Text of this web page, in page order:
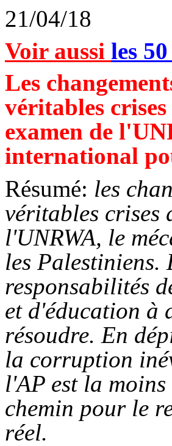
21/04/18
Voir aussi les
Les
véritables
examen de
international
Résumé: les
véritables crises
l'UNRWA, le
les Palestiniens.
responsabilités
et d'éducation à
résoudre. En
la corruption
l'AP est la
chemin pour le
réel.